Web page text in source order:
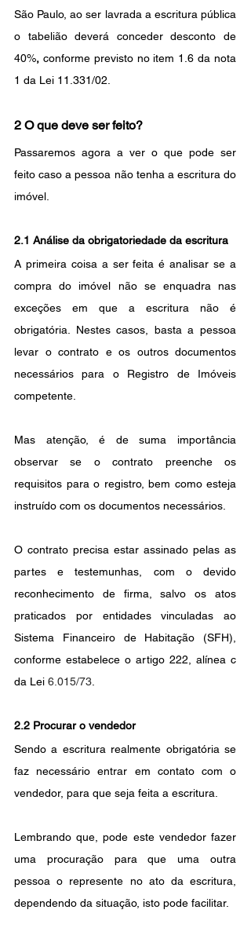
São Paulo, ao ser lavrada a escritura pública
o tabelião deverá conceder desconto de
40%, conforme previsto no item 1.6 da nota
1 da Lei 11.331/02.
2 O que deve ser feito?
Passaremos agora a ver o que pode ser
feito caso a pessoa não tenha a escritura do
imóvel.
2.1 Análise da obrigatoriedade da escritura
A primeira coisa a ser feita é analisar se a
compra do imóvel não se enquadra nas
exceções em que a escritura não é
obrigatória. Nestes casos, basta a pessoa
levar o contrato e os outros documentos
necessários para o Registro de Imóveis
competente.
Mas atenção, é de suma importância
observar se o contrato preenche os
requisitos para o registro, bem como esteja
instruído com os documentos necessários.
O contrato precisa estar assinado pelas as
partes e testemunhas, com o devido
reconhecimento de firma, salvo os atos
praticados por entidades vinculadas ao
Sistema Financeiro de Habitação (SFH),
conforme estabelece o artigo 222, alínea c
da Lei 6.015/73
2.2 Procurar o vendedor
Sendo a escritura realmente obrigatória se
faz necessário entrar em contato com o
vendedor, para que seja feita a escritura.
Lembrando que, pode este vendedor fazer
uma procuração para que uma outra
pessoa o represente no ato da escritura,
dependendo da situação, isto pode facilitar.